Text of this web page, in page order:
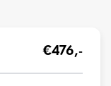
€476,-